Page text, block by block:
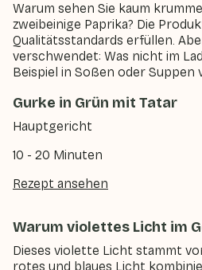
Warum sehen Sie kaum
zweibeinige Paprika? Die
Qualitätsstandards erfüllen.
verschwendet: Was nicht im
Beispiel in Soßen oder Suppen
Gurke in Grün mit Tatar
Hauptgericht
10 - 20 Minuten
Rezept ansehen
Warum violettes Licht im
Dieses violette Licht stammt
rotes und blaues Licht